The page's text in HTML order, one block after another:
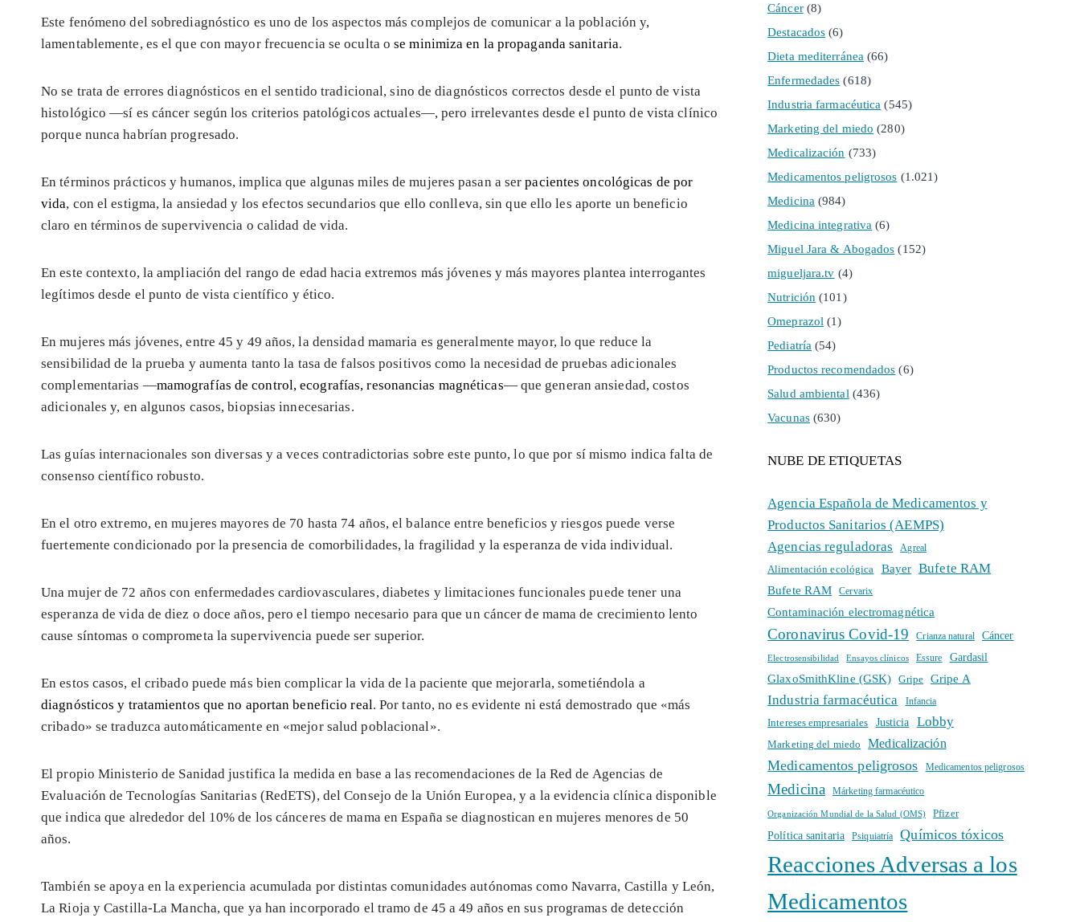
Este fenómeno del sobrediagnóstico es uno de los aspectos más complejos de comunicar a la población y,
lamentablemente, es el que con mayor frecuencia se oculta ose minimiza en la propaganda sanitaria.
No se trata de errores diagnósticos en el sentido tradicional, sino de diagnósticos correctos desde el punto de vista
histológico —sí es cáncer según los criterios patológicos actuales—, pero irrelevantes desde el punto de vista clínico
porque nunca habrían progresado.
En términos prácticos y humanos, implica que algunas miles de mujeres pasan a serpacientes oncológicas de por
vida, con el estigma, la ansiedad y los efectos secundarios que ello conlleva, sin que ello les aporte un beneficio
claro en términos de supervivencia o calidad de vida.
En este contexto, la ampliación del rango de edad hacia extremos más jóvenes y más mayores plantea interrogantes
legítimos desde el punto de vista científico y ético.
En mujeres más jóvenes, entre 45 y 49 años, la densidad mamaria es generalmente mayor, lo que reduce la
sensibilidad de la prueba y aumenta tanto la tasa de falsos positivos como la necesidad de pruebas adicionales
complementarias —mamografías de control, ecografías, resonancias magnéticas— que generan ansiedad, costos
adicionales y, en algunos casos, biopsias innecesarias.
Las guías internacionales son diversas y a veces contradictorias sobre este punto, lo que por sí mismo indica falta de
consenso científico robusto.
En el otro extremo, en mujeres mayores de 70 hasta 74 años, el balance entre beneficios y riesgos puede verse
fuertemente condicionado por la presencia de comorbilidades, la fragilidad y la esperanza de vida individual.
Una mujer de 72 años con enfermedades cardiovasculares, diabetes y limitaciones funcionales puede tener una
esperanza de vida de diez o doce años, pero el tiempo necesario para que un cáncer de mama de crecimiento lento
cause síntomas o comprometa la supervivencia puede ser superior.
En estos casos, el cribado puede más bien complicar la vida de la paciente que mejorarla, sometiéndola a
diagnósticos y tratamientos que no aportan beneficio real. Por tanto, no es evidente ni está demostrado que «más
cribado» se traduzca automáticamente en «mejor salud poblacional».
El propio Ministerio de Sanidad justifica la medida en base a las recomendaciones de la Red de Agencias de
Evaluación de Tecnologías Sanitarias (RedETS), del Consejo de la Unión Europea, y a la evidencia clínica disponible
que indica que alrededor del 10% de los cánceres de mama en España se diagnostican en mujeres menores de 50
años.
También se apoya en la experiencia acumulada por distintas comunidades autónomas como Navarra, Castilla y León,
La Rioja y Castilla-La Mancha, que ya han incorporado el tramo de 45 a 49 años en sus programas de detección
Cáncer(8)
Destacados (6)
Dieta mediterránea (66)
Enfermedades (618)
Industria farmacéutica (545)
Marketing del miedo (280)
Medicalización (733)
Medicamentos peligrosos (1.021)
Medicina (984)
Medicina integrativa (6)
Miguel Jara & Abogados (152)
migueljara.tv (4)
Nutrición (101)
Omeprazol (1)
Pediatría (54)
Productos recomendados (6)
Salud ambiental (436)
Vacunas(630)
NUBE DE ETIQUETAS
Agencia Española de Medicamentos y
Productos Sanitarios (AEMPS)
Agencias reguladoras
Agreal
Alimentación ecológica Bayer Bufete RAM
Bufete RAM Cervarix
Contaminación electromagnética
Coronavirus Covid-19 Crianza natural Cáncer
Electrosensibilidad Ensayos clínicos Essure Gardasil
GlaxoSmithKline (GSK) Gripe Gripe A
Industria farmacéutica Infancia
Intereses empresariales Justicia Lobby
Marketing del miedo Medicalización
Medicamentos peligrosos Medicamentos peligrosos
Medicina Márketing farmacéutico
Organización Mundial de la Salud (OMS) Pfizer
Política sanitaria Psiquiatría Químicos tóxicos
Reacciones Adversas a los
Medicamentos